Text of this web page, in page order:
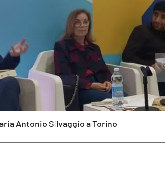
Antonio Silvaggio a Torino